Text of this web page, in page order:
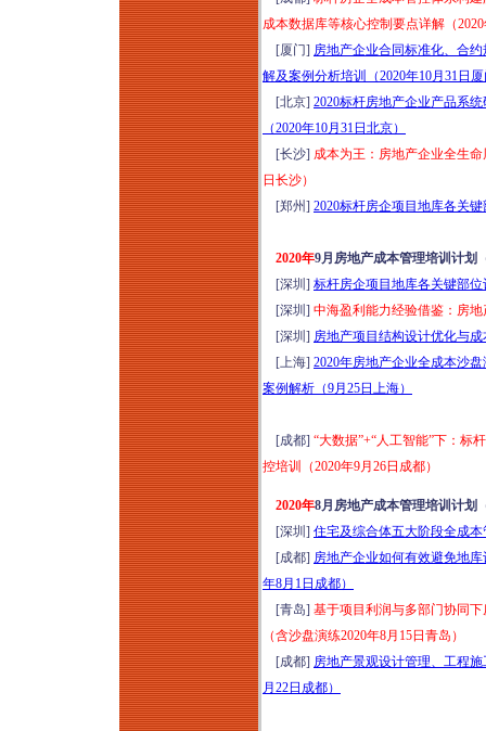
成本数据库等核心控制要点详解（
[厦门] 房地产企业合同标准化、合
解及案例分析培训（2020年10月31日
[北京] 2020标杆房地产企业产品系
（2020年10月31日北京）
[长沙] 成本为王：房地产企业全生
日长沙）
[郑州] 2020标杆房企项目地库各关
2020年9月房地产成本管理培训计划
[深圳] 标杆房企项目地库各关键部
[深圳] 中海盈利能力经验借鉴：房
[深圳] 房地产项目结构设计优化与
[上海] 2020年房地产企业全成本沙
案例解析（9月25日上海）
[成都] “大数据”+“人工智能”下：标
控培训（2020年9月26日成都）
2020年8月房地产成本管理培训计划
[深圳] 住宅及综合体五大阶段全成
[成都] 房地产企业如何有效避免地
年8月1日成都）
[青岛] 基于项目利润与多部门协同
（含沙盘演练2020年8月15日青岛）
[成都] 房地产景观设计管理、工程
月22日成都）